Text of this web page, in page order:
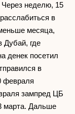
Через неделю, 15
в
месяца,
Дубай, где
денек посетил
в
февраля
зампред ЦБ
марта. Дальше